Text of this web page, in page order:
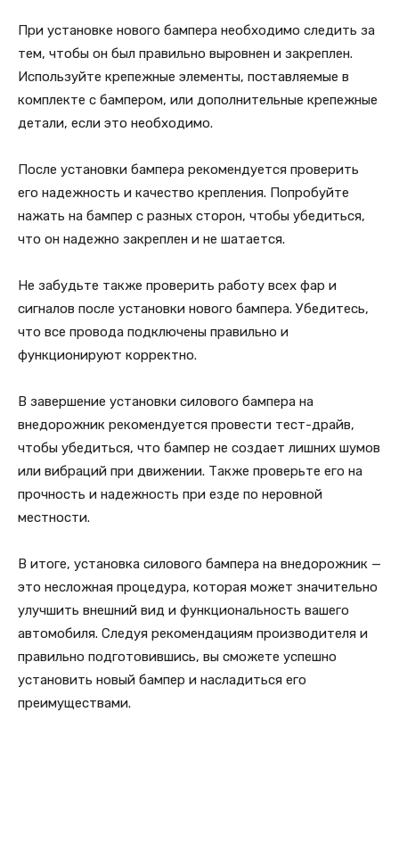
При установке нового бампера необходимо следить за
тем, чтобы он был правильно выровнен и закреплен.
Используйте крепежные элементы, поставляемые в
комплекте с бампером, или дополнительные крепежные
детали, если это необходимо.
После установки бампера рекомендуется проверить
его надежность и качество крепления. Попробуйте
нажать на бампер с разных сторон, чтобы убедиться,
что он надежно закреплен и не шатается.
Не забудьте также проверить работу всех фар и
сигналов после установки нового бампера. Убедитесь,
что все провода подключены правильно и
функционируют корректно.
В завершение установки силового бампера на
внедорожник рекомендуется провести тест-драйв,
чтобы убедиться, что бампер не создает лишних шумов
или вибраций при движении. Также проверьте его на
прочность и надежность при езде по неровной
местности.
В итоге, установка силового бампера на внедорожник —
это несложная процедура, которая может значительно
улучшить внешний вид и функциональность вашего
автомобиля. Следуя рекомендациям производителя и
правильно подготовившись, вы сможете успешно
установить новый бампер и насладиться его
преимуществами.